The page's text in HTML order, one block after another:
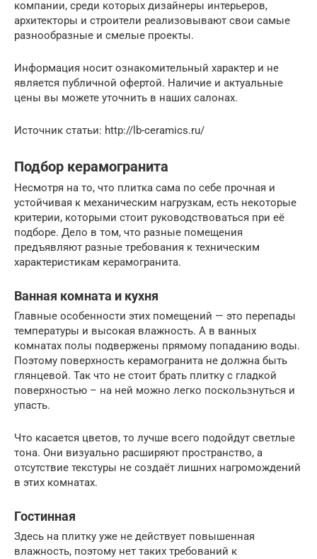
компании, среди которых дизайнеры интерьеров,
архитекторы и строители реализовывают свои самые
разнообразные и смелые проекты.
Информация носит ознакомительный характер и не
является публичной офертой. Наличие и актуальные
цены вы можете уточнить в наших салонах.
Источник статьи: http://lb-ceramics.ru/
Подбор керамогранита
Несмотря на то, что плитка сама по себе прочная и
устойчивая к механическим нагрузкам, есть некоторые
критерии, которыми стоит руководствоваться при её
подборе. Дело в том, что разные помещения
предъявляют разные требования к техническим
характеристикам керамогранита.
Ванная комната и кухня
Главные особенности этих помещений — это перепады
температуры и высокая влажность. А в ванных
комнатах полы подвержены прямому попаданию воды.
Поэтому поверхность керамогранита не должна быть
глянцевой. Так что не стоит брать плитку с гладкой
поверхностью – на ней можно легко поскользнуться и
упасть.
Что касается цветов, то лучше всего подойдут светлые
тона. Они визуально расширяют пространство, а
отсутствие текстуры не создаёт лишних нагромождений
в этих комнатах.
Гостинная
Здесь на плитку уже не действует повышенная
влажность, поэтому нет таких требований к